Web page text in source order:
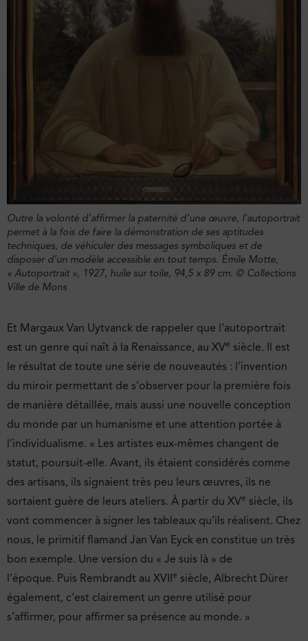
Outre la volonté d’affirmer la paternité d’une œuvre, l’autoportrait
permet à la fois de faire la démonstration de ses aptitudes
techniques, de véhiculer des messages symboliques et de
disposer d’un modèle accessible en tout temps. Émile Motte,
« Autoportrait », 1927, huile sur toile, 94,5 x 89 cm. © Collections
Ville de Mons
Et Margaux Van Uytvanck de rappeler que l’autoportrait
est un genre qui naît à la Renaissance, au XVe siècle. Il est
le résultat de toute une série de nouveautés : l’invention
du miroir permettant de s’observer pour la première fois
de manière détaillée, mais aussi une nouvelle conception
du monde par un humanisme et une attention portée à
l’individualisme. « Les artistes eux-mêmes changent de
statut, poursuit-elle. Avant, ils étaient considérés comme
des artisans, ils signaient très peu leurs œuvres, ils ne
sortaient guère de leurs ateliers. À partir du XVe siècle, ils
vont commencer à signer les tableaux qu’ils réalisent. Chez
nous, le primitif flamand Jan Van Eyck en constitue un très
bon exemple. Une version du « Je suis là » de
l’époque. Puis Rembrandt au XVIIe siècle, Albrecht Dürer
également, c’est clairement un genre utilisé pour
s’affirmer, pour affirmer sa présence au monde. »